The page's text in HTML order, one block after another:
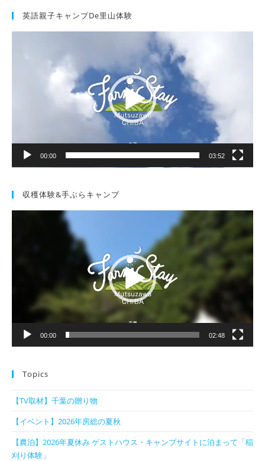
英語親子キャンプde里山体験
00:00 03:52
収穫体験&手ぶらキャンプ
00:00 02:48
Topics
【TV取材】千葉の贈り物
【イベント】2026年房総の夏秋
【農泊】2026年夏休み ゲストハウス・キャンプサイトに泊まって「稲
刈り体験」